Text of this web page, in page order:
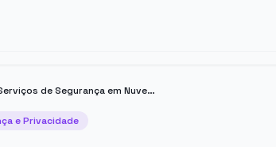
Serviços de Segurança em Nuvem: Guia Completo Antes de Gastar Mais de R$ 250 Mil
e Privacidade